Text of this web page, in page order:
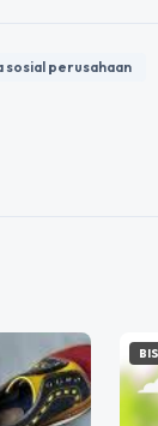
sosial perusahaan